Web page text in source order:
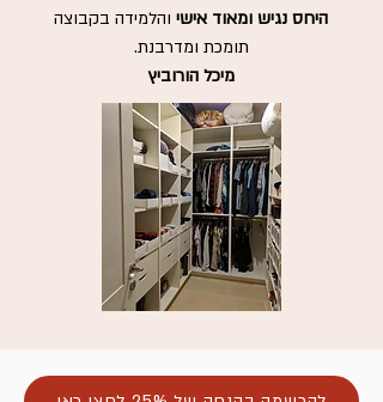
היחס נגיש ומאוד אישי והלמידה בקבוצה
תומכת ומדרבנת.
מיכל הורוביץ